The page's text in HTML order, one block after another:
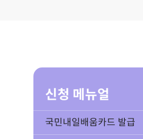
신청 메뉴얼
국민내일배움카드 발급